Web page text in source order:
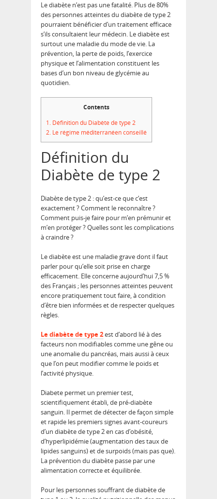
Le diabète n’est pas une fatalité. Plus de 80%
des personnes atteintes du diabète de type 2
pourraient bénéficier d’un traitement efficace
s’ils consultaient leur médecin. Le diabète est
surtout une maladie du mode de vie. La
prévention, la perte de poids, l’exercice
physique et l’alimentation constituent les
bases d’un bon niveau de glycémie au
quotidien.
Contents
1. Définition du Diabète de type 2
2. Le régime méditerranéen conseillé
Définition du
Diabète de type 2
Diabète de type 2 : qu’est-ce que c’est
exactement ? Comment le reconnaître ?
Comment puis-je faire pour m’en prémunir et
m’en protéger ? Quelles sont les complications
à craindre ?
Le diabète est une maladie grave dont il faut
parler pour qu’elle soit prise en charge
efficacement. Elle concerne aujourd’hui 7,5 %
des Français ; les personnes atteintes peuvent
encore pratiquement tout faire, à condition
d’être bien informées et de respecter quelques
règles.
Le diabète de type 2est d’abord lié à des
facteurs non modifiables comme une gêne ou
une anomalie du pancréas, mais aussi à ceux
que l’on peut modifier comme le poids et
l’activité physique.
Diabete permet un premier test,
scientifiquement établi, de pré-diabète
sanguin. Il permet de détecter de façon simple
et rapide les premiers signes avant-coureurs
d’un diabète de type 2 en cas d’obésité,
d’hyperlipidémie (augmentation des taux de
lipides sanguins) et de surpoids (mais pas que).
La prévention du diabète passe par une
alimentation correcte et équilibrée.
Pour les personnes souffrant de diabète de